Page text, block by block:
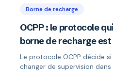
Borne de recharge
OCPP : le protocole
borne de recharge
Le protocole OCPP décide
changer de supervision